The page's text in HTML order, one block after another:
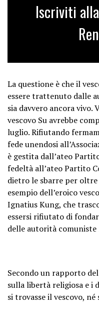
Iscriviti alla
La questione è che il
essere trattenuto dalle
sia davvero ancora
vescovo Su avrebbe
luglio. Rifiutando
fede unendosi
è gestita dall’ateo
fedeltà all’ateo Partito
dietro le sbarre per oltre
esempio dell’eroico
Ignatius Kung, che
essersi rifiutato di
delle autorità comuniste
Secondo un rapporto
sulla libertà religiosa e i
si trovasse il vescovo, né